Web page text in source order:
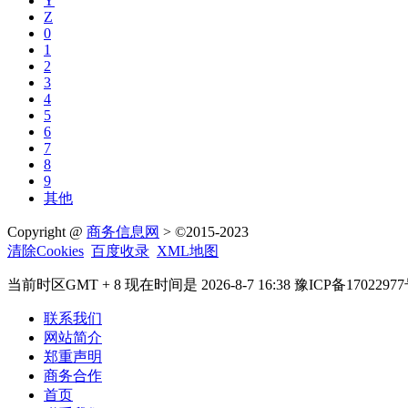
Z
0
1
2
3
4
5
6
7
8
9
其他
Copyright @ 商务信息网 > ©2015-2023
清除Cookies 百度收录 XML地图
当前时区GMT + 8 现在时间是 2026-8-7 16:38 豫ICP备17022977
联系我们
网站简介
郑重声明
商务合作
首页